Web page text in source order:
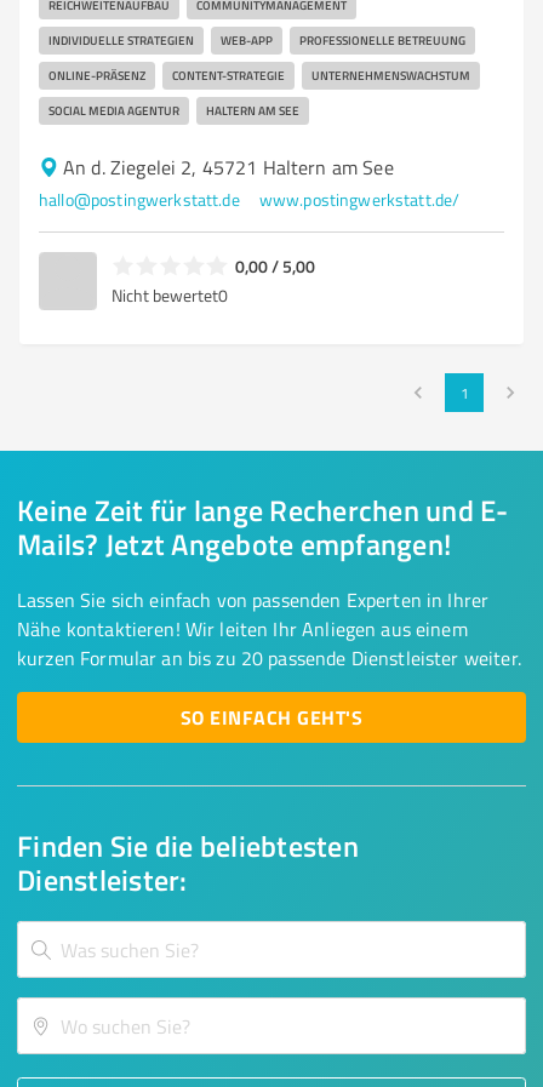
REICHWEITENAUFBAU COMMUNITYMANAGEMENT
INDIVIDUELLE STRATEGIEN WEB-APP PROFESSIONELLE BETREUUNG
ONLINE-PRÄSENZ CONTENT-STRATEGIE UNTERNEHMENSWACHSTUM
SOCIAL MEDIA AGENTUR HALTERN AM SEE
An d. Ziegelei 2, 45721 Haltern am See
hallo@postingwerkstatt.de www.postingwerkstatt.de/
0,00 / 5,00
Nicht bewertet0
1
Finden Sie die beliebtesten
Dienstleister:
Keine Zeit für lange Recherchen und E-
Mails? Jetzt Angebote empfangen!
Lassen Sie sich einfach von passenden Experten in Ihrer
Nähe kontaktieren! Wir leiten Ihr Anliegen aus einem
kurzen Formular an bis zu 20 passende Dienstleister weiter.
SO EINFACH GEHT'S